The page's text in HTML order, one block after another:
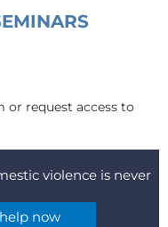
or request access to
violence is never
now